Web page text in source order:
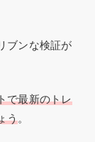
ブンな検証が
で最新のトレ
う。